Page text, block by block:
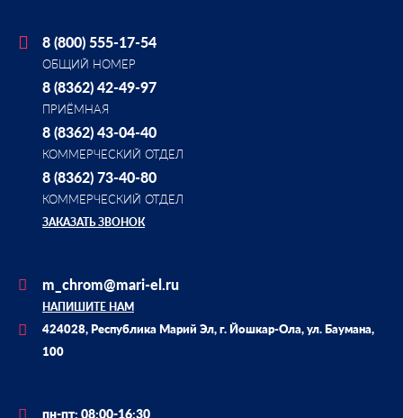
8 (800) 555-17-54
ОБЩИЙ НОМЕР
8 (8362) 42-49-97
ПРИЁМНАЯ
8 (8362) 43-04-40
КОММЕРЧЕСКИЙ ОТДЕЛ
8 (8362) 73-40-80
КОММЕРЧЕСКИЙ ОТДЕЛ
ЗАКАЗАТЬ ЗВОНОК
m_chrom@mari-el.ru
НАПИШИТЕ НАМ
424028, Республика Марий Эл, г. Йошкар-Ола, ул. Баумана,
100
пн-пт: 08:00-16:30